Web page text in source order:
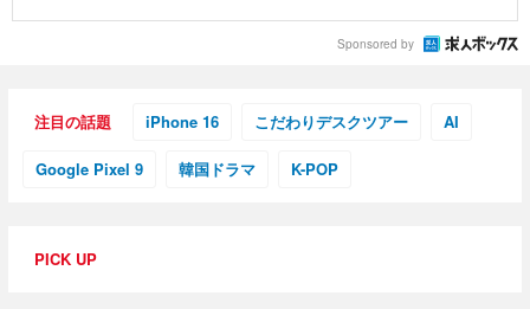
Sponsored by
注目の話題 iPhone 16 こだわりデスクツアー AI
Google Pixel 9 韓国ドラマ K-POP
PICK UP